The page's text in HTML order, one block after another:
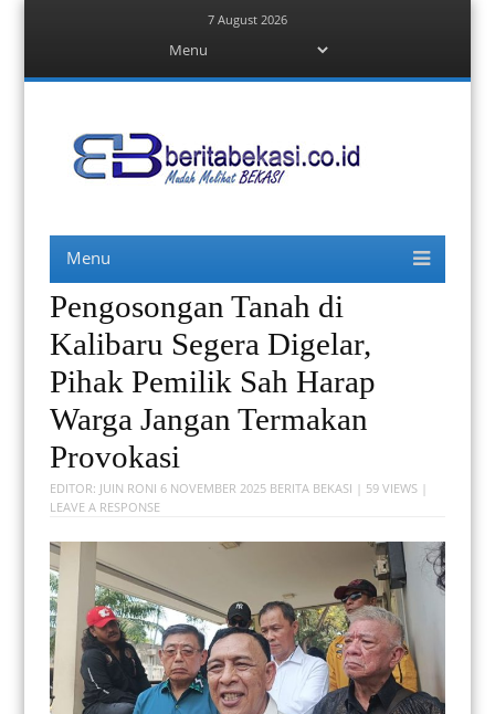
7 August 2026
content
Berita Bekasi
Menu
content
Pengosongan Tanah di
Kalibaru Segera Digelar,
Pihak Pemilik Sah Harap
Warga Jangan Termakan
Provokasi
EDITOR: JUIN RONI 6 NOVEMBER 2025 BERITA BEKASI | 59 VIEWS |
LEAVE A RESPONSE